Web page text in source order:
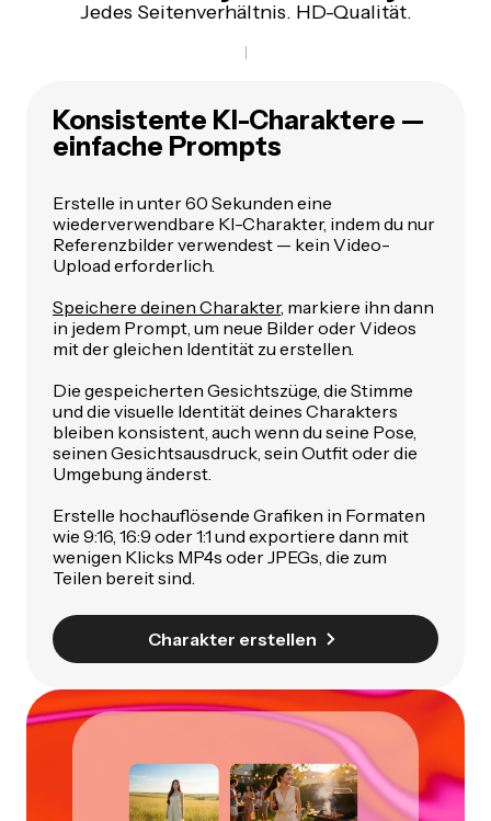
Jedes Seitenverhältnis. HD-Qualität.
Konsistente KI-Charaktere —
einfache Prompts
Erstelle in unter 60 Sekunden eine
wiederverwendbare KI-Charakter, indem du nur
Referenzbilder verwendest — kein Video-
Upload erforderlich.
Speichere deinen Charakter, markiere ihn dann
in jedem Prompt, um neue Bilder oder Videos
mit der gleichen Identität zu erstellen.
Die gespeicherten Gesichtszüge, die Stimme
und die visuelle Identität deines Charakters
bleiben konsistent, auch wenn du seine Pose,
seinen Gesichtsausdruck, sein Outfit oder die
Umgebung änderst.
Erstelle hochauflösende Grafiken in Formaten
wie 9:16, 16:9 oder 1:1 und exportiere dann mit
wenigen Klicks MP4s oder JPEGs, die zum
Teilen bereit sind.
Charakter erstellen